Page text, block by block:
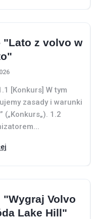
"Lato z volvo w
[Konkurs] W tym
zasady i warunki
(„Konkurs„). 1.2
Volvo
Lake Hill"